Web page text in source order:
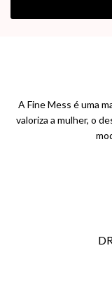
A Fine Mess é uma
valoriza a mulher, o